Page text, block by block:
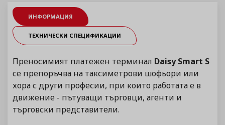
ИНФОРМАЦИЯ
ТЕХНИЧЕСКИ СПЕЦИФИКАЦИИ
Преносимият платежен терминал Daisy Smart S
се препоръчва на таксиметрови шофьори или
хора с други професии, при които работата е в
движение - пътуващи търговци, агенти и
търговски представители.